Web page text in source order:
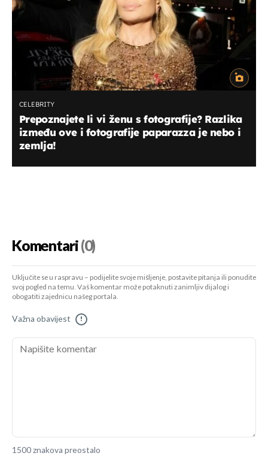
CELEBRITY
Prepoznajete li vi ženu s fotografije? Razlika
između ove i fotografije paparazza je nebo i
zemlja!
Komentari(0)
Uključite se u raspravu – podijelite svoje mišljenje, postavite pitanja ili ponudite
svoj pogled na temu. Vaš komentar može potaknuti zanimljiv dijalog i
obogatiti zajednicu našeg portala.
Važna obavijest !
1500 znakova preostalo